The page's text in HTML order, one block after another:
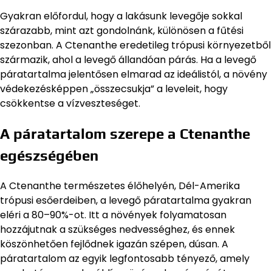
Gyakran előfordul, hogy a lakásunk levegője sokkal
szárazabb, mint azt gondolnánk, különösen a fűtési
szezonban. A Ctenanthe eredetileg trópusi környezetből
származik, ahol a levegő állandóan párás. Ha a levegő
páratartalma jelentősen elmarad az ideálistól, a növény
védekezésképpen „összecsukja” a leveleit, hogy
csökkentse a vízveszteséget.
A páratartalom szerepe a Ctenanthe
egészségében
A Ctenanthe természetes élőhelyén, Dél-Amerika
trópusi esőerdeiben, a levegő páratartalma gyakran
eléri a 80–90%-ot. Itt a növények folyamatosan
hozzájutnak a szükséges nedvességhez, és ennek
köszönhetően fejlődnek igazán szépen, dúsan. A
páratartalom az egyik legfontosabb tényező, amely